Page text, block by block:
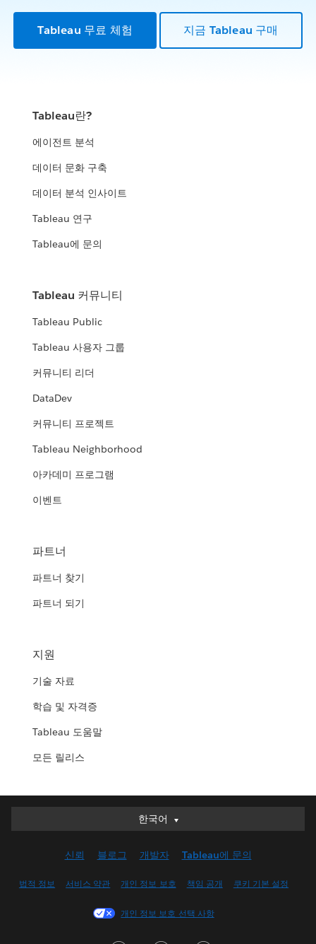
Tableau 무료 체험 지금 Tableau 구매
Tableau란?
에이전트 분석
데이터 문화 구축
데이터 분석 인사이트
Tableau 연구
Tableau에 문의
Tableau 커뮤니티
Tableau Public
Tableau 사용자 그룹
커뮤니티 리더
DataDev
커뮤니티 프로젝트
Tableau Neighborhood
아카데미 프로그램
이벤트
파트너
파트너 찾기
파트너 되기
지원
기술 자료
학습 및 자격증
Tableau 도움말
모든 릴리스
한국어
한국어
English (UK)
Français (Canada)
신뢰 블로그 개발자 Tableau에 문의
법적 정보 서비스 약관 개인 정보 보호 책임 공개 쿠키 기본 설정
개인 정보 보호 선택 사항